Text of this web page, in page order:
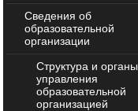
Сведения об
образовательной
организации
Структура и органы
управления
образовательной
организацией